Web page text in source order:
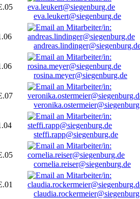
eva.leukert@siegenburg.de
rosina.meyer@siegenburg.de
steffi.rapp@siegenburg.de
cornelia.reiser@siegenburg.de